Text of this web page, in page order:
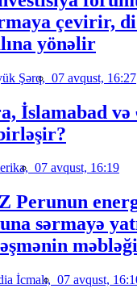
çevirir,
yönəlir
Şərq, 07 avqust, 16:27
İslamabad
07 avqust, 16:19
Perunun
sərmayə
İcmalı, 07 avqust,